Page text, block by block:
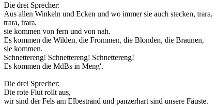
Die drei Sprecher:
Aus allen Winkeln und Ecken und wo immer sie auch stecken, trara,
trara, trara,
sie kommen von fern und von nah.
Es kommen die Wilden, die Frommen, die Blonden, die Braunen,
sie kommen.
Schnettereng! Schnettereng! Schnettereng!
Es kommen die MdBs in Meng'.
Die drei Sprecher:
Die rote Flut rollt aus,
wir sind der Fels am EIbestrand und panzerhart sind unsere Fäuste.